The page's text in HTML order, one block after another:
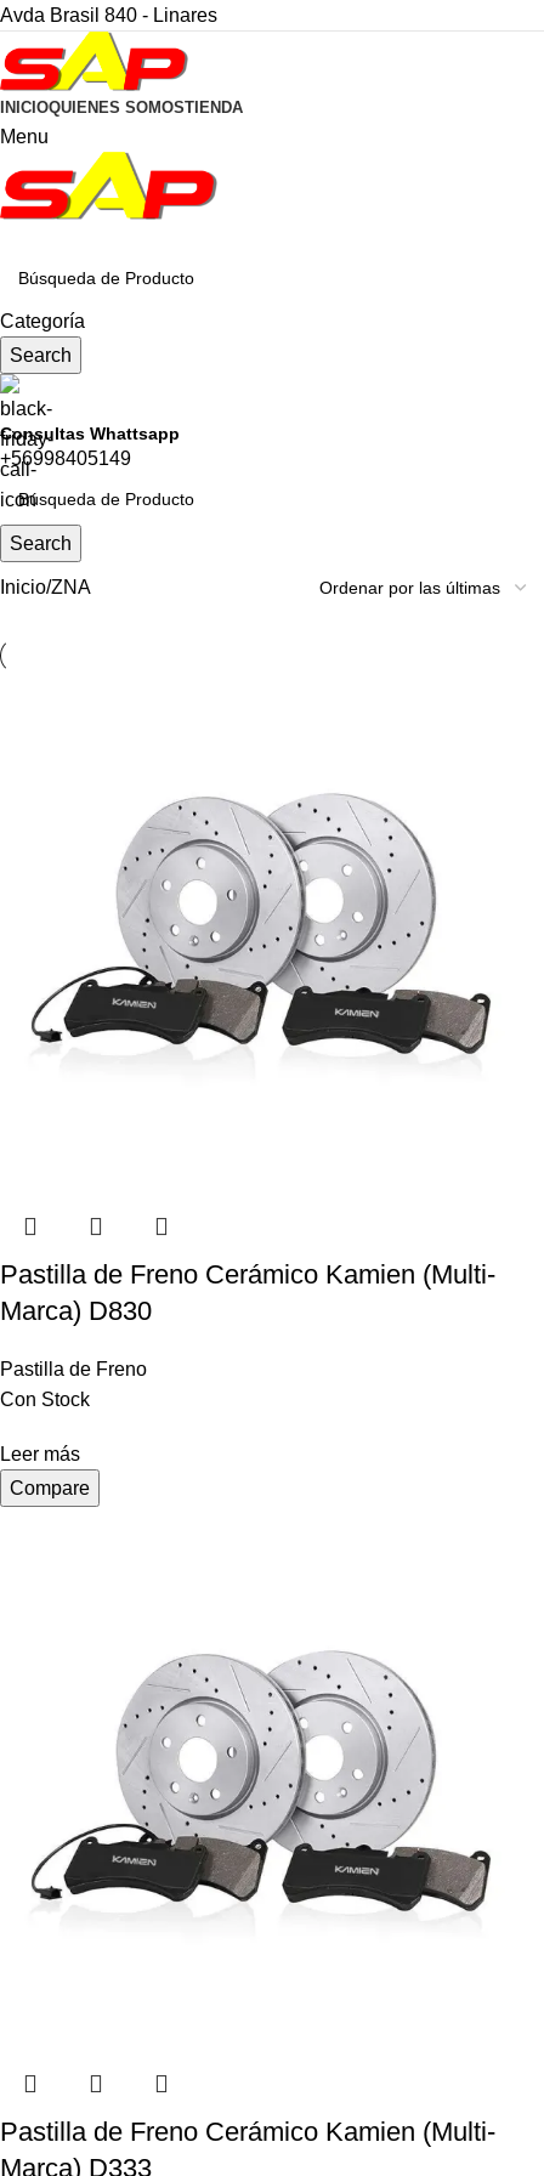
Avda Brasil 840 - Linares
INICIOQUIENES SOMOSTIENDA
Menu
Categoría
Search
Consultas Whattsapp
+56998405149
Search
Inicio ZNA
Pastilla de Freno Cerámico Kamien (Multi-
Marca) D830
Pastilla de Freno
Con Stock
Leer más
Compare
Pastilla de Freno Cerámico Kamien (Multi-
Marca) D333